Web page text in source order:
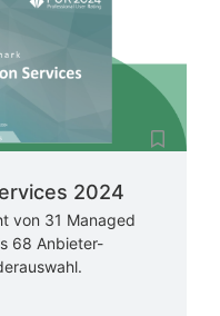
2024
von 31 Managed
68 Anbieter-